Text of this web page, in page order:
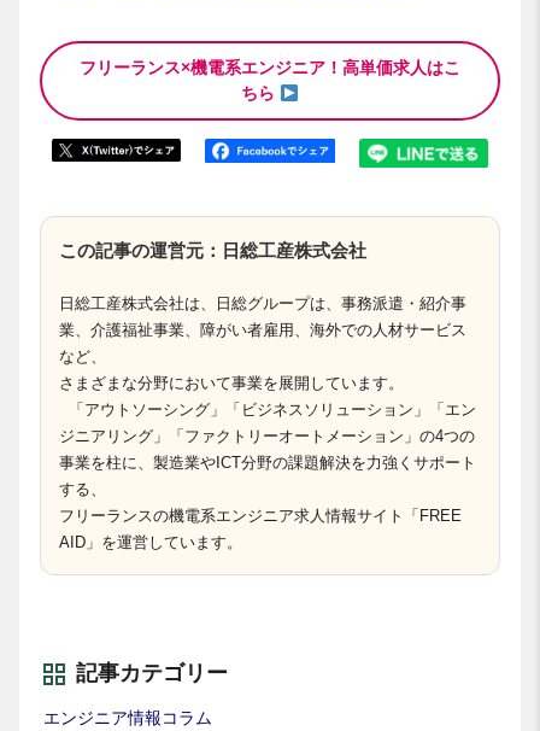
フリーランス×機電系エンジニア！高単価求人はこ
ちら
この記事の運営元：日総工産株式会社
日総工産株式会社は、日総グループは、事務派遣・紹介事
業、介護福祉事業、障がい者雇用、海外での人材サービス
など、
さまざまな分野において事業を展開しています。
「アウトソーシング」「ビジネスソリューション」「エン
ジニアリング」「ファクトリーオートメーション」の4つの
事業を柱に、製造業やICT分野の課題解決を力強くサポート
する、
フリーランスの機電系エンジニア求人情報サイト「FREE
AID」を運営しています。
記事カテゴリー
エンジニア情報コラム